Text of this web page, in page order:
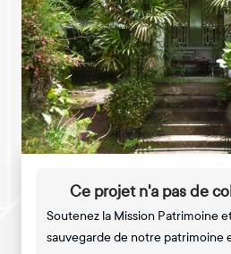
Ce projet n'a pas de
Soutenez la Mission Patrimoine
sauvegarde de notre patrimoine